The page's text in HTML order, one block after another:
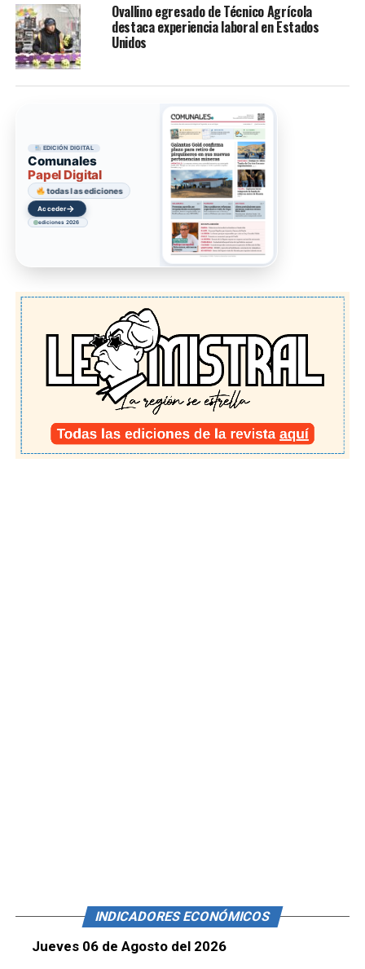
Ovallino egresado de Técnico Agrícola
destaca experiencia laboral en Estados
Unidos
EDICIÓN DIGITAL
Comunales
Papel Digital
todas las ediciones
Acceder→
ediciones 2026
INDICADORES ECONÓMICOS
Jueves 06 de Agosto del 2026